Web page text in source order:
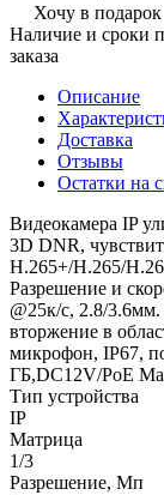
Хочу в подарок
Наличие и сроки
заказа
Описание
Доставка
Отзывы
Остатки на
Видеокамера IP
3D DNR,
H.265+/H.265/
Разрешение и
@25к/c, 2.8/
вторжение в
микрофон, IP67,
ГБ,DC12V/PoE
Тип устройства
IP
Матрица
1/3
Разрешение, Мп